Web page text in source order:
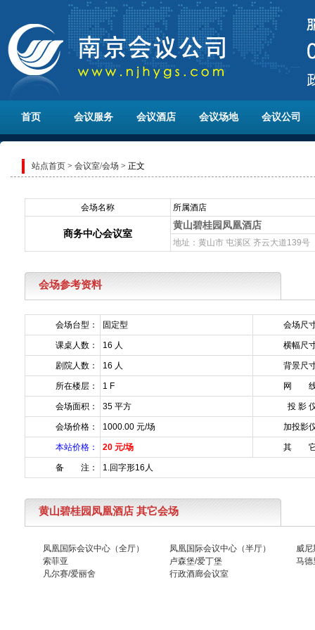
首页 会议服务 会议酒店 会议场地 会议公司
站点首页 > 会议室/会场 > 正文
会场名称 所属酒店
商务中心会议室
黄山碧桂园凤凰酒店
地址：黄山市 屯溪区 齐云大道139号
会场参考资料
会场台型： 固定型 会场尺
课桌人数： 16 人 横幅尺
剧院人数： 16 人 背景尺
所在楼层： 1 F 网 线
会场面积： 35 平方 投 影
会场价格： 1000.00 元/场 加投影
本站价格： 20 元/场 其 它
备 注： 1.回字形16人
黄山碧桂园凤凰酒店 其它会场
凤凰国际会议中心（全厅） 凤凰国际会议中心（半厅）
威尼
索菲亚
卢森堡/爱丁堡
马德
凡尔赛/爱丽舍
行政酒廊会议室